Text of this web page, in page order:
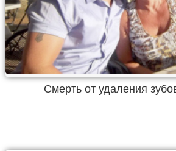
Смерть от удаления